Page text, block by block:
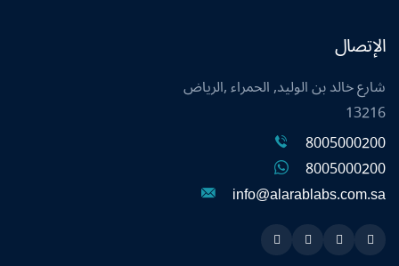
الإتصال
شارع خالد بن الوليد, الحمراء ,الرياض
13216
8005000200
8005000200
info@alarablabs.com.sa
Snapchat
Twitter
Linkedin
Instagram